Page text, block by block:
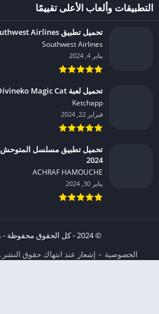
التطبيقات وألعاب الأعلى تقييمًا
تحميل تطبيق Southwest Airlines مهكر للاندرويد 2024
Southwest Airlines‏
يناير 4, 2024
تحميل لعبة Divineko Magic Cat مهكرة للاندرويد 2024
Ketchapp‏
فبراير 22, 2024
تحميل تطبيق مسلسل المتوحش
2024
ACHRAF HAMOUCHE‏
يناير 30, 2024
© 2024 - كل الحقوق محفوظة -
الخصوصية
إشعار عند انتهاك حقوق النشر DMCA